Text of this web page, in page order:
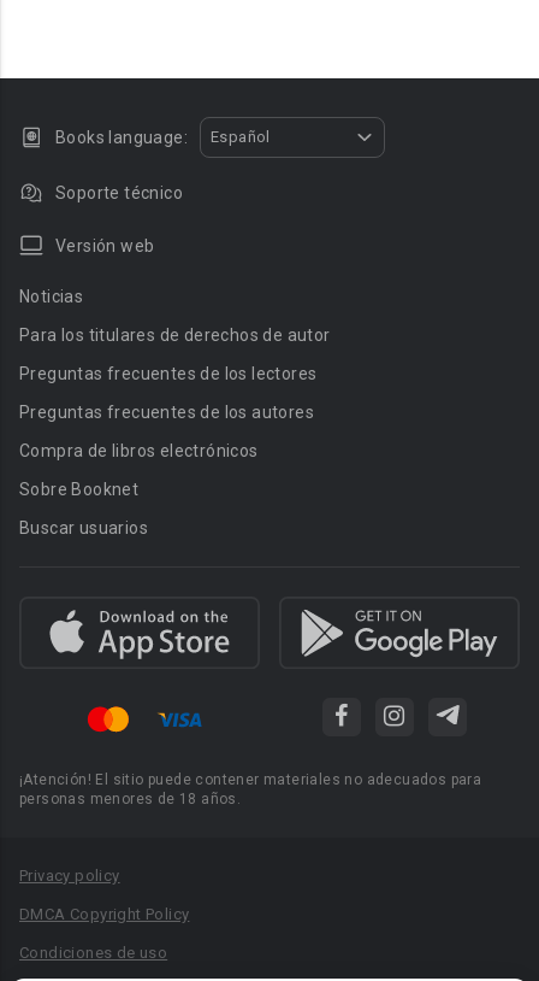
Books language: Español
Soporte técnico
Versión web
Noticias
Para los titulares de derechos de autor
Preguntas frecuentes de los lectores
Preguntas frecuentes de los autores
Compra de libros electrónicos
Sobre Booknet
Buscar usuarios
¡Atención! El sitio puede contener materiales no adecuados para
personas menores de 18 años.
Privacy policy
DMCA Copyright Policy
Condiciones de uso